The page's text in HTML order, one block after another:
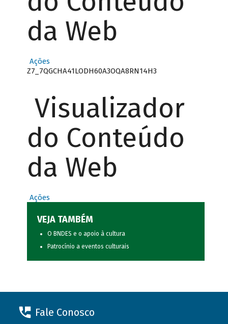
da Web
Ações
Z7_7QGCHA41LODH60A3OQA8RN14H3
Visualizador
do Conteúdo
da Web
Ações
VEJA TAMBÉM
O BNDES e o apoio à cultura
Patrocínio a eventos culturais
Fale Conosco